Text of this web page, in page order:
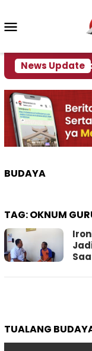
konten
News Update
Rumah World
BUDAYA
TAG:OKNUM
TUALANG